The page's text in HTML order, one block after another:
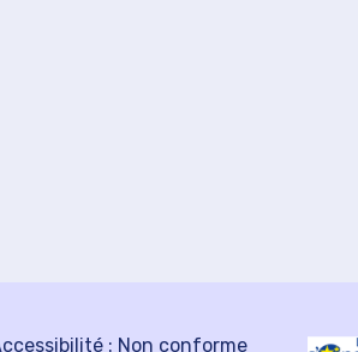
: Non conforme